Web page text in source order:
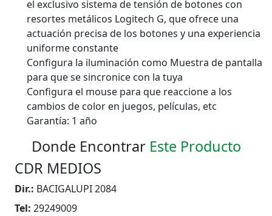
el exclusivo sistema de tensión de botones con
resortes metálicos Logitech G, que ofrece una
actuación precisa de los botones y una experiencia
uniforme constante
Configura la iluminación como Muestra de pantalla
para que se sincronice con la tuya
Configura el mouse para que reaccione a los
cambios de color en juegos, películas, etc
Garantía: 1 año
Donde Encontrar Este Producto
CDR MEDIOS
Dir.: BACIGALUPI 2084
Tel: 29249009